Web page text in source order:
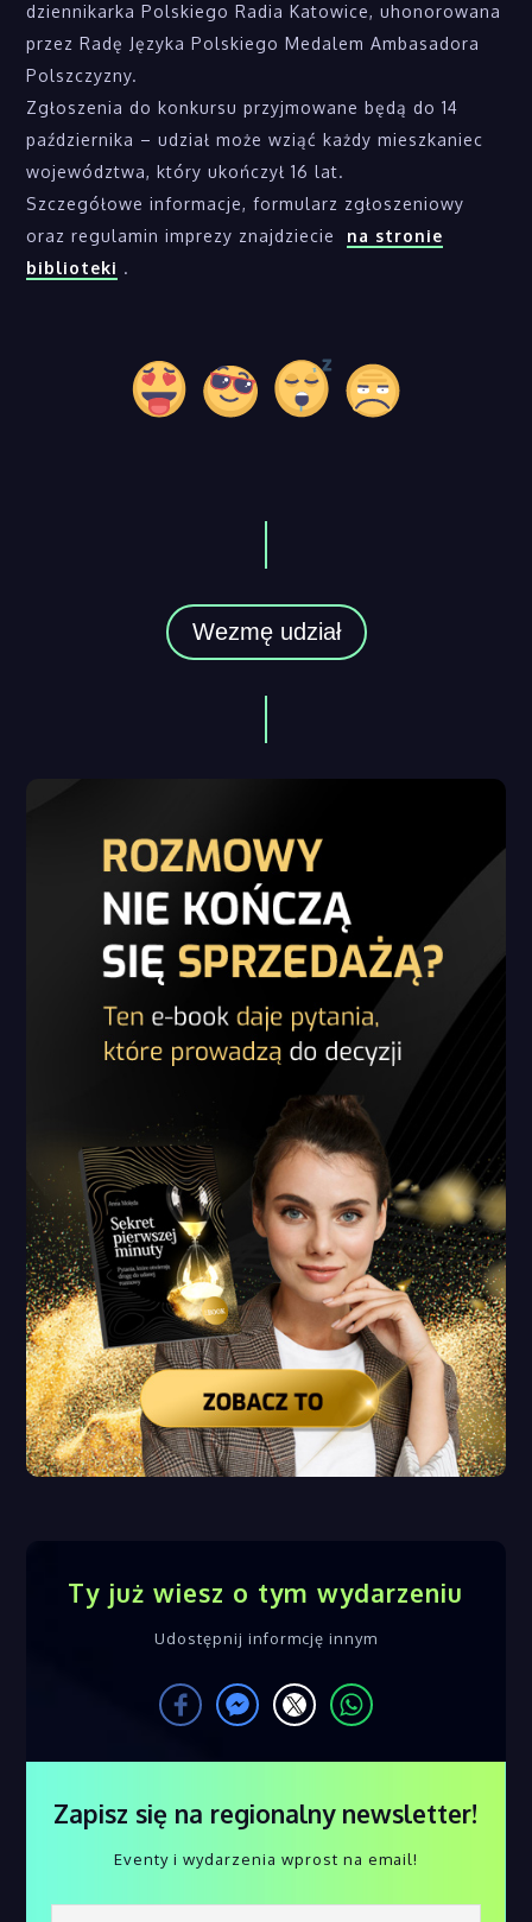
dziennikarka Polskiego Radia Katowice, uhonorowana
przez Radę Języka Polskiego Medalem Ambasadora
Polszczyzny.
Zgłoszenia do konkursu przyjmowane będą do 14
października – udział może wziąć każdy mieszkaniec
województwa, który ukończył 16 lat.
Szczegółowe informacje, formularz zgłoszeniowy
oraz regulamin imprezy znajdziecie
na stronie
biblioteki .
Wezmę udział
Ty już wiesz o tym wydarzeniu
Udostępnij informcję innym
Zapisz się na regionalny newsletter!
Eventy i wydarzenia wprost na email!